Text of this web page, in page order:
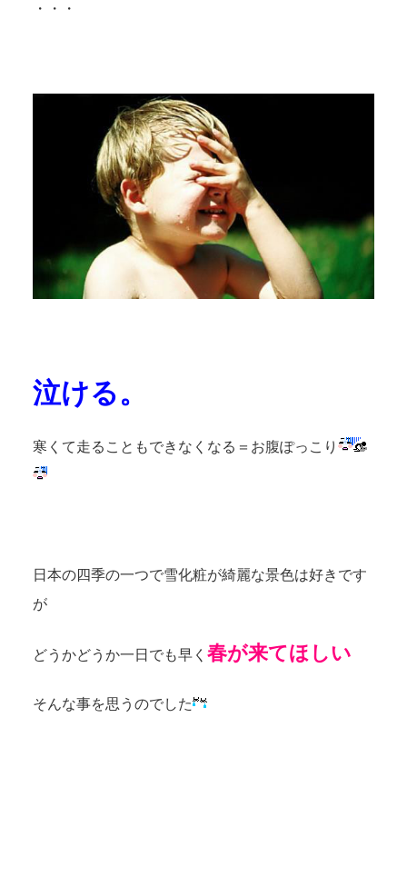
・・・
泣ける。
寒くて走ることもできなくなる＝お腹ぽっこり
日本の四季の一つで雪化粧が綺麗な景色は好きです
が
どうかどうか一日でも早く 春が来てほしい
そんな事を思うのでした